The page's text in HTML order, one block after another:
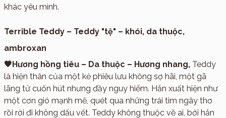
khác yêu mình.
Terrible Teddy – Teddy "tệ" – khói, da thuộc,
ambroxan
🖤Hương hồng tiêu – Da thuộc – Hương nhang, Teddy
là hiện thân của một kẻ phiêu lưu không sợ hãi, một gã
lãng tử cuốn hút nhưng đầy nguy hiểm. Hắn xuất hiện như
một cơn gió mạnh mẽ, quét qua những trái tim ngây thơ
rồi rời đi không dấu vết. Teddy không thuộc về ai, bởi hắn